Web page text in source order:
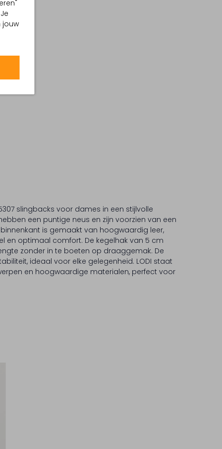
jouw
slingbacks voor dames in een stijlvolle
een puntige neus en zijn voorzien van een
is gemaakt van hoogwaardig leer,
en optimaal comfort. De kegelhak van 5 cm
zonder in te boeten op draaggemak. De
ideaal voor elke gelegenheid. LODI staat
en hoogwaardige materialen, perfect voor